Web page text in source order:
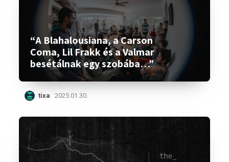
“A Blahalousiana, a Carson
Coma, Lil Frakk és a Valmar
besétálnak egy szobába…”
tixa 2025.01.30.